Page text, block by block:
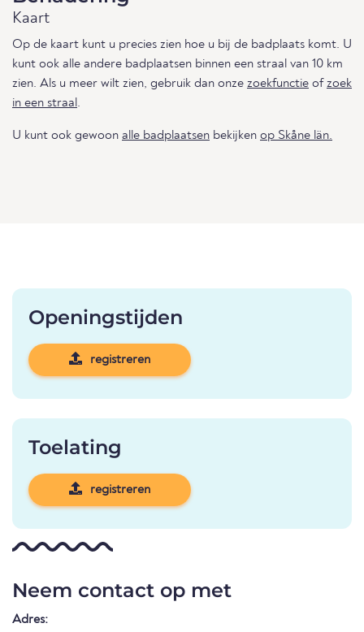
Kaart
Op de kaart kunt u precies zien hoe u bij de badplaats komt. U
kunt ook alle andere badplaatsen binnen een straal van 10 km
zien. Als u meer wilt zien, gebruik dan onze zoekfunctie ofzoek
in een straal.
U kunt ook gewoon alle badplaatsen bekijken op Skåne län.
Openingstijden
registreren
Toelating
registreren
Neem contact op met
Adres: